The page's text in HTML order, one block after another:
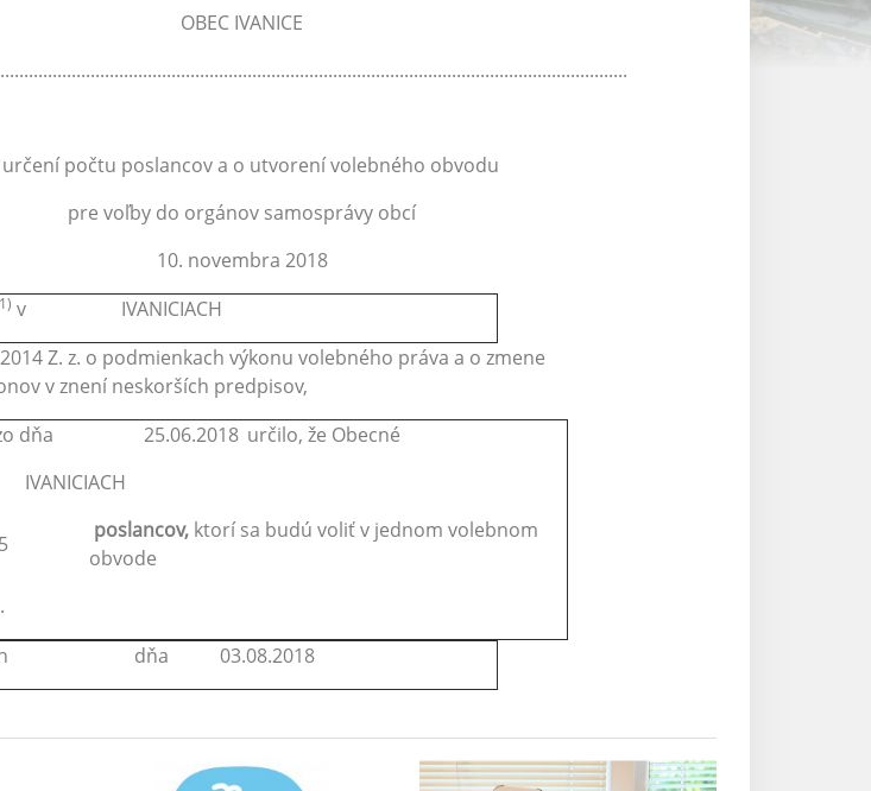
OBEC IVANICE
počtu poslancov a o utvorení volebného obvodu
pre voľby do orgánov samosprávy obcí
10. novembra 2018
1) v
IVANICIACH
Z. z. o podmienkach výkonu volebného práva a o zmene
v znení neskorších predpisov,
dňa 25.06.2018 určilo, že Obecné
5
poslancov, ktorí sa budú voliť v jednom volebnom
obvode
dňa 03.08.2018